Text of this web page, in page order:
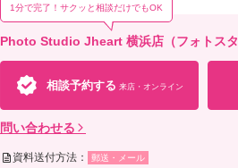
Photo Studio Jheart 横浜店（フォトスタ
1分で完了！サクッと相談だけでもOK
相談予約する 来店・オンライン
問い合わせる
資料送付方法： 郵送・メール